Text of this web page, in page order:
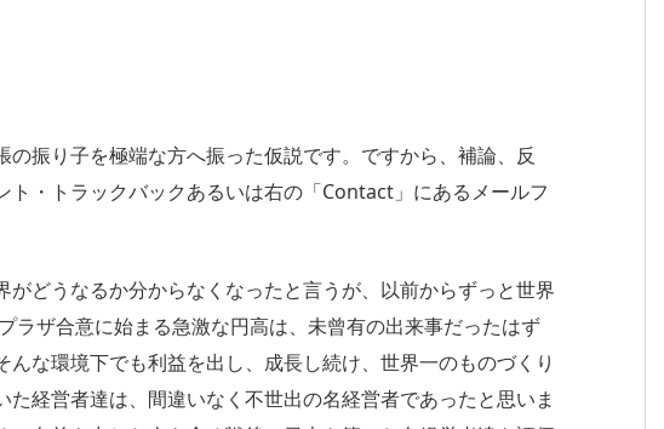
の振り子を極端な方へ振った仮説です。ですから、補論、反
ト・トラックバックあるいは右の「Contact」にあるメールフ
どうなるか分からなくなったと言うが、以前からずっと世界
ラザ合意に始まる急激な円高は、未曾有の出来事だったはず
な環境下でも利益を出し、成長し続け、世界一のものづくり
経営者達は、間違いなく不世出の名経営者であったと思いま